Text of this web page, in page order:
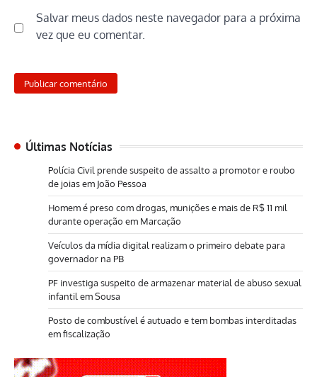
Salvar meus dados neste navegador para a próxima
vez que eu comentar.
Últimas Notícias
Polícia Civil prende suspeito de assalto a promotor e roubo
de joias em João Pessoa
Homem é preso com drogas, munições e mais de R$ 11 mil
durante operação em Marcação
Veículos da mídia digital realizam o primeiro debate para
governador na PB
PF investiga suspeito de armazenar material de abuso sexual
infantil em Sousa
Posto de combustível é autuado e tem bombas interditadas
em fiscalização